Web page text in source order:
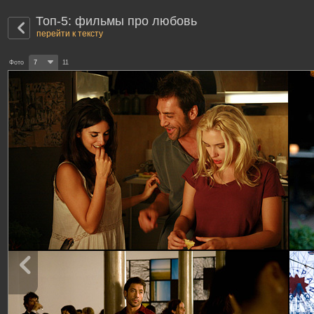
Топ-5: фильмы про любовь
перейти к тексту
Фото 7 11